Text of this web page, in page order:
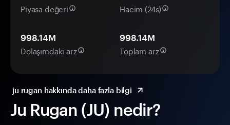
Ju Rugan (JU) nedir?
Piyasa değeri Hacim (24s)
998.14M
Dolaşımdaki arz
998.14M
Toplam arz
ju rugan hakkında daha fazla bilgi